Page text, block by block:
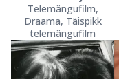
Telemängufilm,
Draama, Täispikk
telemängufilm